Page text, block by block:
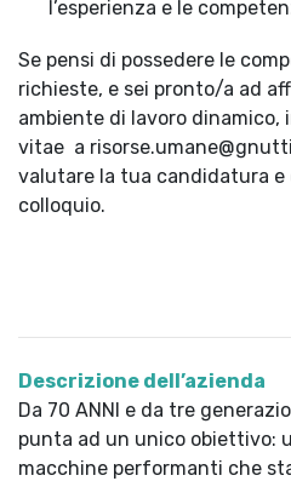
l’esperienza e le
Se pensi di possedere le
richieste, e sei pronto/a ad
ambiente di lavoro
vitae a
valutare la tua candidatura
colloquio.
Descrizione dell’azienda
Da 70 ANNI e da tre
punta ad un unico obiettivo:
macchine performanti che